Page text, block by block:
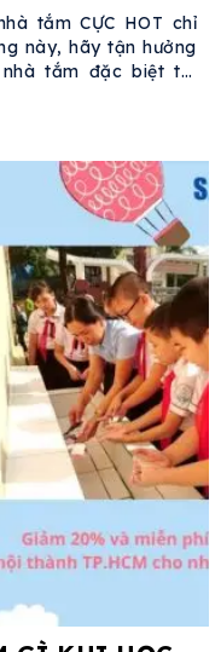
tắm CỰC HOT chỉ
này, hãy tận hưởng
tắm đặc biệt tại